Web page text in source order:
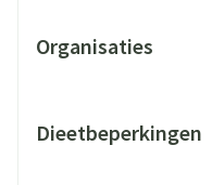
Organisaties
Dieetbeperkingen